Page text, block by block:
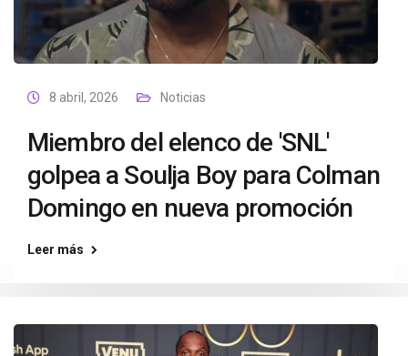
8 abril, 2026 Noticias
Miembro del elenco de 'SNL'
golpea a Soulja Boy para Colman
Domingo en nueva promoción
Leer más